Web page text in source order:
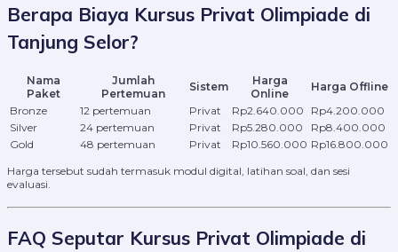
Berapa Biaya Kursus Privat Olimpiade di
Tanjung Selor?
Nama
Paket
Jumlah
Pertemuan
Sistem
Harga
Online
Harga Offline
Bronze
12 pertemuan Privat Rp2.640.000
Rp4.200.000
Silver
24 pertemuan Privat Rp5.280.000
Rp8.400.000
Gold
48 pertemuan Privat Rp10.560.000 Rp16.800.000
Harga tersebut sudah termasuk modul digital, latihan soal, dan sesi
evaluasi.
FAQ Seputar Kursus Privat Olimpiade di